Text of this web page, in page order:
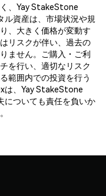
、Yay StakeStone
ル資産は、市場状況や規
、大きく価格が変動す
リスクが伴い、過去の
ません。ご購入・ご利
を行い、適切なリスク
範囲内での投資を行う
は、Yay StakeStone
についても責任を負いか